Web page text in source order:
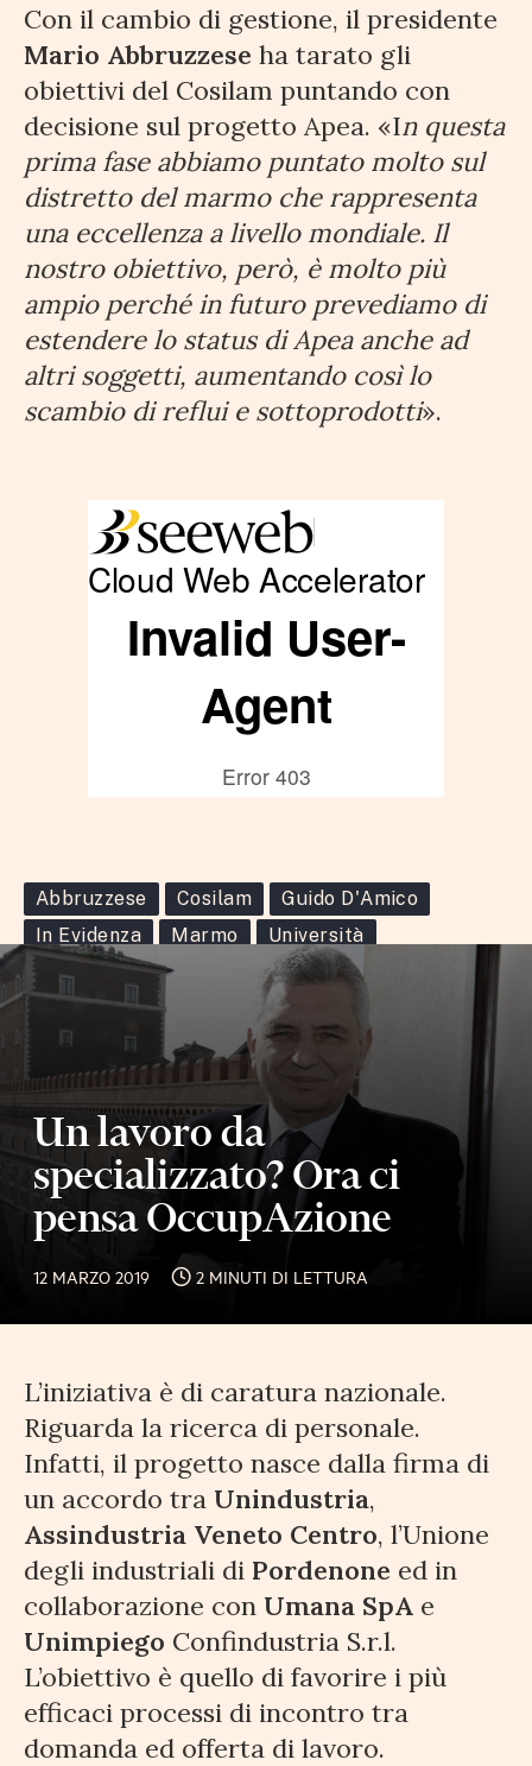
Con il cambio di gestione, il presidente
Mario Abbruzzese ha tarato gli
obiettivi del Cosilam puntando con
decisione sul progetto Apea. «In questa
prima fase abbiamo puntato molto sul
distretto del marmo che rappresenta
una eccellenza a livello mondiale. Il
nostro obiettivo, però, è molto più
ampio perché in futuro prevediamo di
estendere lo status di Apea anche ad
altri soggetti, aumentando così lo
scambio di reflui e sottoprodotti».
Abbruzzese Cosilam
Guido D'Amico
In Evidenza
Marmo Università
Un lavoro da
specializzato? Ora ci
pensa OccupAzione
12 MARZO 2019 2 MINUTI DI LETTURA
L’iniziativa è di caratura nazionale.
Riguarda la ricerca di personale.
Infatti, il progetto nasce dalla firma di
un accordo tra Unindustria,
Assindustria Veneto Centro, l’Unione
degli industriali di Pordenone ed in
collaborazione con Umana SpA e
Unimpiego Confindustria S.r.l.
L’obiettivo è quello di favorire i più
efficaci processi di incontro tra
domanda ed offerta di lavoro.